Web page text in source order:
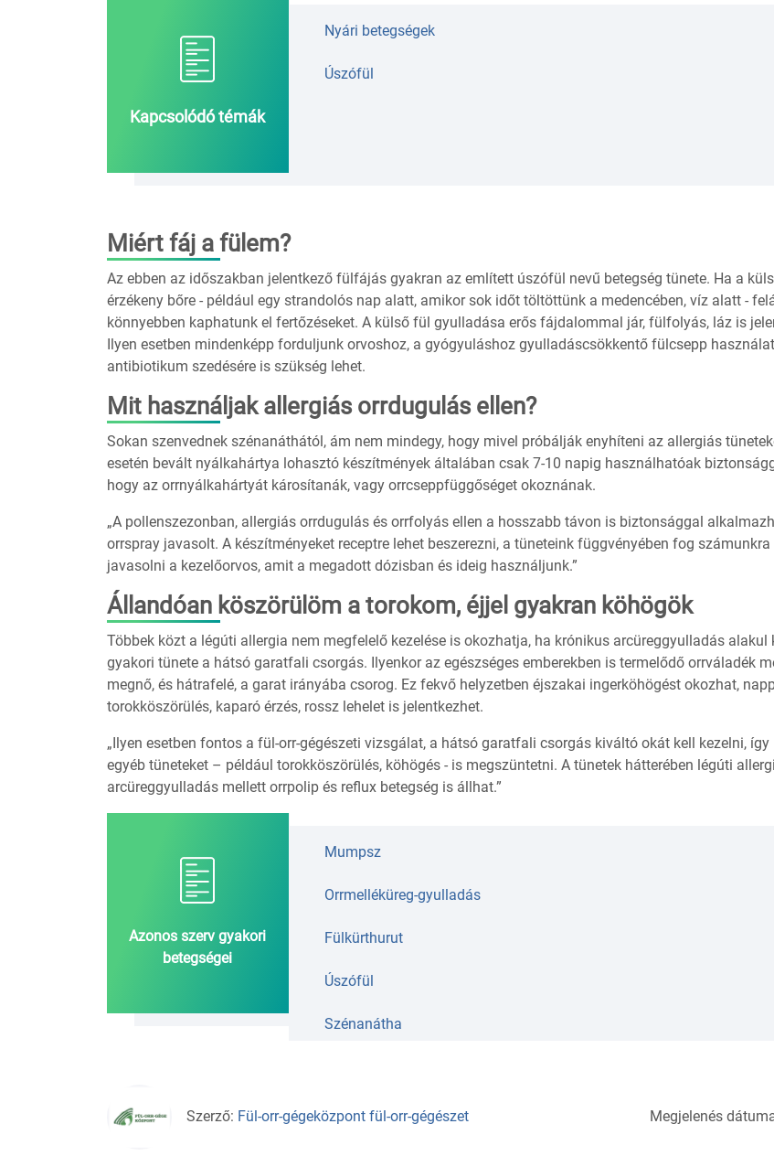
Kapcsolódó témák
Nyári betegségek
Úszófül
Miért fáj a fülem?
Az ebben az időszakban jelentkező fülfájás gyakran az említett úszófül nevű betegség tünete. Ha a
érzékeny bőre - például egy strandolós nap alatt, amikor sok időt töltöttünk a medencében, víz alatt -
könnyebben kaphatunk el fertőzéseket. A külső fül gyulladása erős fájdalommal jár, fülfolyás, láz is
Ilyen esetben mindenképp forduljunk orvoshoz, a gyógyuláshoz gyulladáscsökkentő fülcsepp
antibiotikum szedésére is szükség lehet.
Mit használjak allergiás orrdugulás ellen?
Sokan szenvednek szénanáthától, ám nem mindegy, hogy mivel próbálják enyhíteni az allergiás
esetén bevált nyálkahártya lohasztó készítmények általában csak 7-10 napig használhatóak
hogy az orrnyálkahártyát károsítanák, vagy orrcseppfüggőséget okoznának.
„A pollenszezonban, allergiás orrdugulás és orrfolyás ellen a hosszabb távon is biztonsággal
orrspray javasolt. A készítményeket receptre lehet beszerezni, a tüneteink függvényében fog
javasolni a kezelőorvos, amit a megadott dózisban és ideig használjunk.”
Állandóan köszörülöm a torokom, éjjel gyakran köhögök
Többek közt a légúti allergia nem megfelelő kezelése is okozhatja, ha krónikus arcüreggyulladás alakul
gyakori tünete a hátsó garatfali csorgás. Ilyenkor az egészséges emberekben is termelődő orrváladék
megnő, és hátrafelé, a garat irányába csorog. Ez fekvő helyzetben éjszakai ingerköhögést okozhat,
torokköszörülés, kaparó érzés, rossz lehelet is jelentkezhet.
„Ilyen esetben fontos a fül-orr-gégészeti vizsgálat, a hátsó garatfali csorgás kiváltó okát kell kezelni, így
egyéb tüneteket – például torokköszörülés, köhögés - is megszüntetni. A tünetek hátterében légúti
arcüreggyulladás mellett orrpolip és reflux betegség is állhat.”
Azonos szerv gyakori
betegségei
Mumpsz
Orrmelléküreg-gyulladás
Fülkürthurut
Úszófül
Szénanátha
Szerző: Fül-orr-gégeközpont fül-orr-gégészet Megjelenés